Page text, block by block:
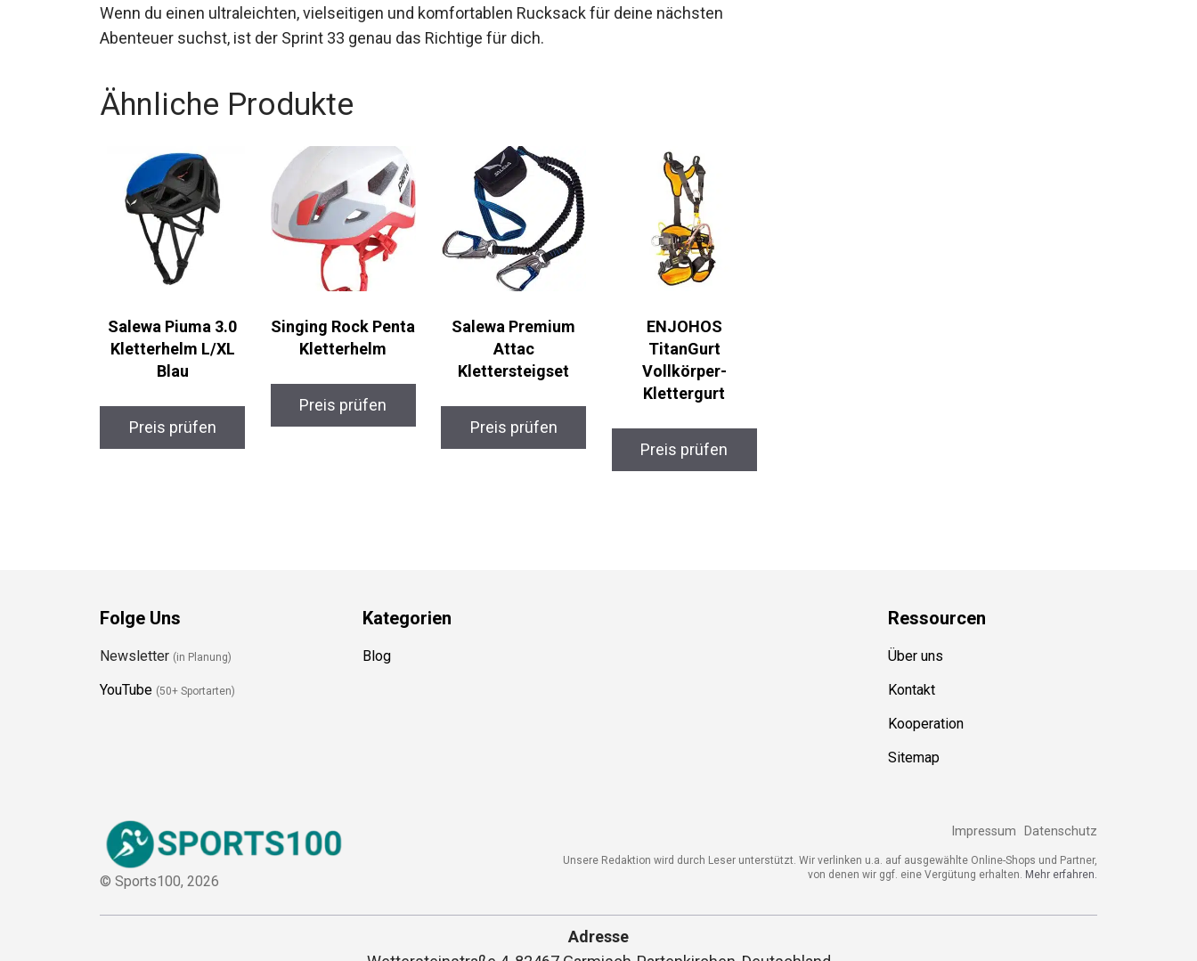
Bergtouren.
Abenteuer suchst, ist der Sprint 33 genau das Richtige für dich.
Ähnliche Produkte
Salewa Piuma 3.0
Salewa Premium
ENJOHOS
TitanGurt
Folge Uns
Newsletter (in Planung)
Kategorien Ressource
Über uns
Kontakt
Kooperation
Impressum Datenschutz
von denen wir ggf. eine Vergütung erhalten.Mehr erfahren.